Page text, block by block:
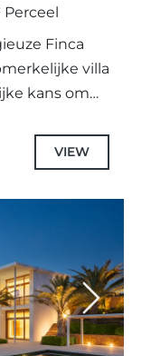
Perceel
Finca
villa
kans om
fusie van...
VIEW
Next